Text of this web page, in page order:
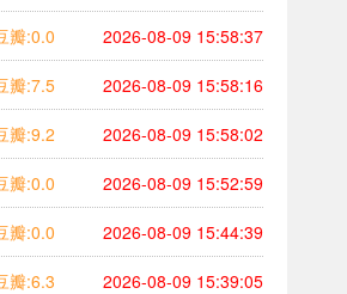
瓣:0.0 2026-08-09 15:58:37
瓣:7.5 2026-08-09 15:58:16
瓣:9.2 2026-08-09 15:58:02
瓣:0.0 2026-08-09 15:52:59
瓣:0.0 2026-08-09 15:44:39
瓣:6.3 2026-08-09 15:39:05